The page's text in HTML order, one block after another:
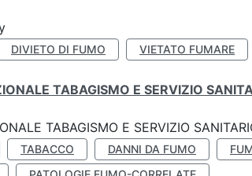
DIVIETO DI FUMO VIETATO FUMARE
TABAGISMO E SERVIZIO
TABAGISMO E SERVIZIO
TABACCO DANNI DA FUMO